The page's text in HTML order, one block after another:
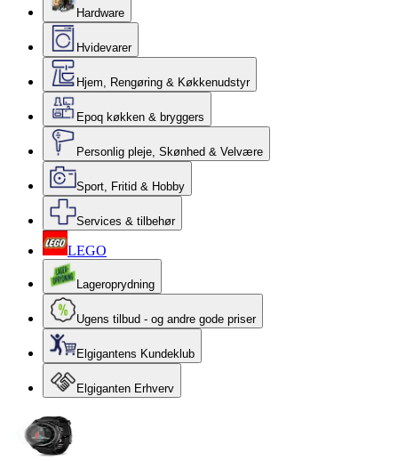
Hardware
Hvidevarer
Hjem, Rengøring & Køkkenudstyr
Epoq køkken & bryggers
Personlig pleje, Skønhed & Velvære
Sport, Fritid & Hobby
Services & tilbehør
LEGO
Lageroprydning
Ugens tilbud - og andre gode priser
Elgigantens Kundeklub
Elgiganten Erhverv